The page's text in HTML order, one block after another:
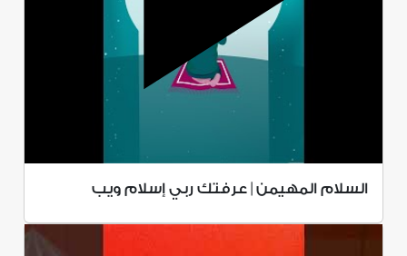
السلام المهيمن | عرفتك ربي إسلام ويب